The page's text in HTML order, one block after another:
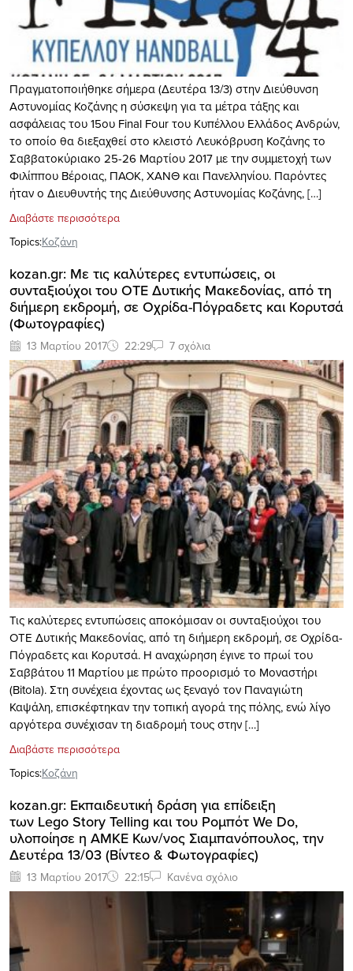
Πραγματοποιήθηκε σήμερα (Δευτέρα 13/3) στην Διεύθυνση
Αστυνομίας Κοζάνης η σύσκεψη για τα μέτρα τάξης και
ασφάλειας του 15ου Final Four του Κυπέλλου Ελλάδος Ανδρών,
το οποίο θα διεξαχθεί στο κλειστό Λευκόβρυση Κοζάνης το
Σαββατοκύριακο 25-26 Μαρτίου 2017 με την συμμετοχή των
Φιλίππου Βέροιας, ΠΑΟΚ, ΧΑΝΘ και Πανελληνίου. Παρόντες
ήταν ο Διευθυντής της Διεύθυνσης Αστυνομίας Κοζάνης, […]
Διαβάστε περισσότερα
Topics:Κοζάνη
kozan.gr: Με τις καλύτερες εντυπώσεις, οι
συνταξιούχοι του ΟΤΕ Δυτικής Μακεδονίας, από τη
διήμερη εκδρομή, σε Οχρίδα-Πόγραδετς και Κορυτσά
(Φωτογραφίες)
13 Μαρτίου 2017 22:29 7 σχόλια
Τις καλύτερες εντυπώσεις αποκόμισαν οι συνταξιούχοι του
ΟΤΕ Δυτικής Μακεδονίας, από τη διήμερη εκδρομή, σε Οχρίδα-
Πόγραδετς και Κορυτσά. Η αναχώρηση έγινε το πρωί του
Σαββάτου 11 Μαρτίου με πρώτο προορισμό το Μοναστήρι
(Bitola). Στη συνέχεια έχοντας ως ξεναγό τον Παναγιώτη
Καψάλη, επισκέφτηκαν την τοπική αγορά της πόλης, ενώ λίγο
αργότερα συνέχισαν τη διαδρομή τους στην […]
Διαβάστε περισσότερα
Topics:Κοζάνη
kozan.gr: Εκπαιδευτική δράση για επίδειξη
των Lego Story Telling και του Ρομπότ We Do,
υλοποίησε η ΑΜΚΕ Κων/νος Σιαμπανόπουλος, την
Δευτέρα 13/03 (Bίντεο & Φωτογραφίες)
13 Μαρτίου 2017 22:15 Κανένα σχόλιο